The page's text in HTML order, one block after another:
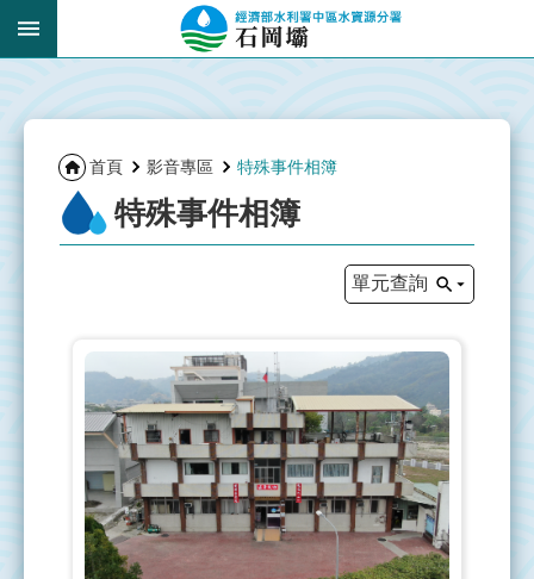
跳到主要內容區塊
首頁 影音專區 特殊事件相簿
特殊事件相簿
單元查詢